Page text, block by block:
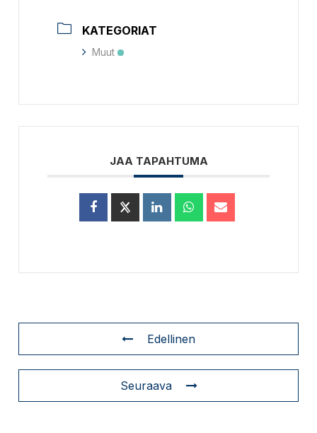
KATEGORIAT
Muut
JAA TAPAHTUMA
Edellinen
Seuraava